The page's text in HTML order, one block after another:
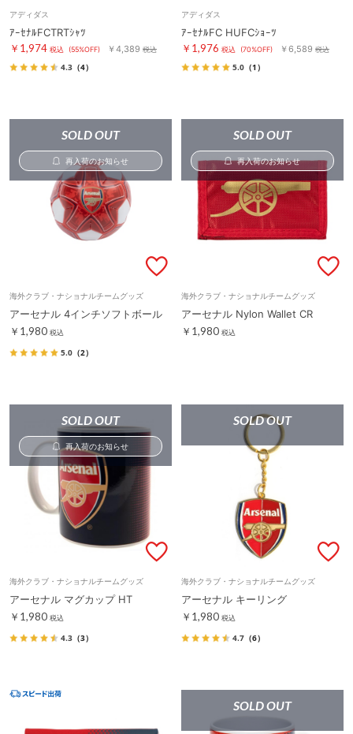
アディダス
ｱｰｾﾅﾙFCTRTｼｬﾂ
￥1,974 税込 (55%OFF) ￥4,389 税込
4.3 （4）
アディダス
ｱｰｾﾅﾙFC HUFCｼｮｰﾂ
￥1,976 税込 (70%OFF) ￥6,589 税込
5.0 （1）
SOLD OUT
再入荷のお知らせ
海外クラブ・ナショナルチームグッズ
アーセナル 4インチソフトボール
￥1,980 税込
5.0 （2）
SOLD OUT
再入荷のお知らせ
海外クラブ・ナショナルチームグッズ
アーセナル Nylon Wallet CR
￥1,980 税込
SOLD OUT
再入荷のお知らせ
海外クラブ・ナショナルチームグッズ
アーセナル マグカップ HT
￥1,980 税込
4.3 （3）
SOLD OUT
海外クラブ・ナショナルチームグッズ
アーセナル キーリング
￥1,980 税込
4.7 （6）
SOLD OUT